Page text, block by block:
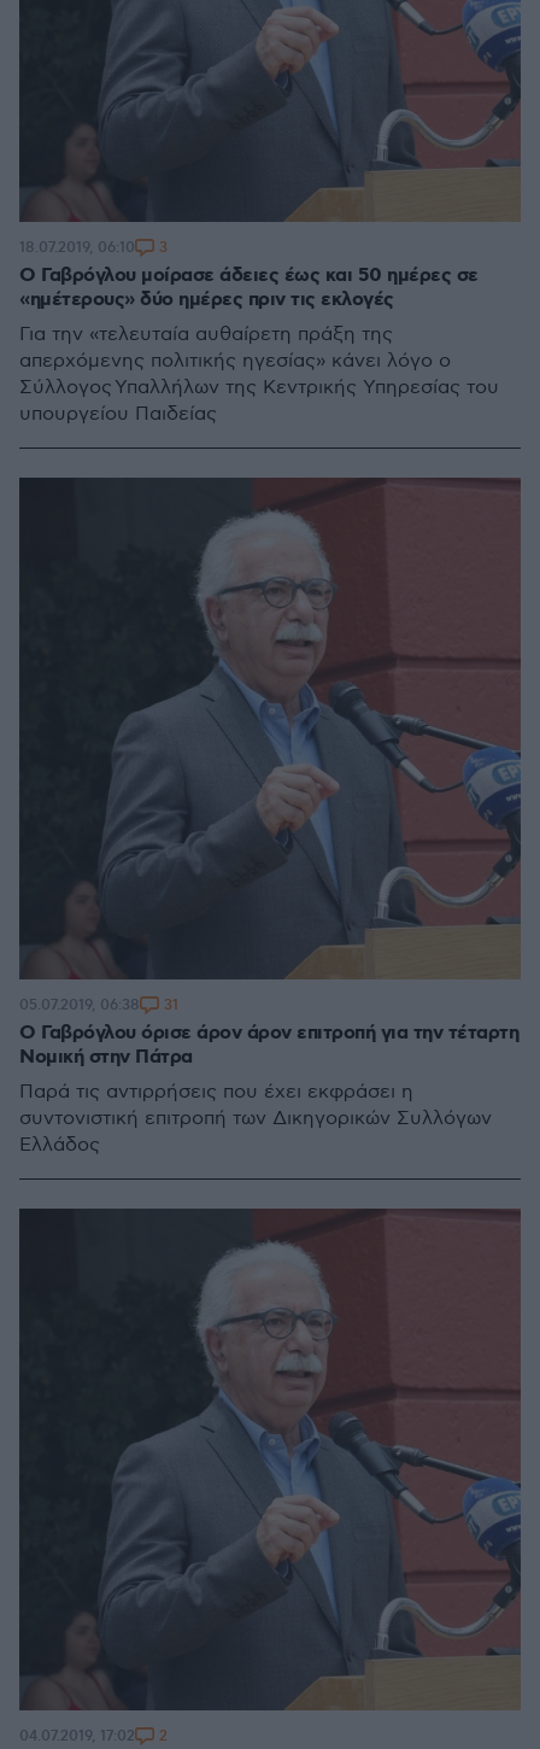
Ο Γαβρόγλου μοίρασε άδειες έως και 50 ημέρες σε
«ημέτερους» δύο ημέρες πριν τις εκλογές
Για την «τελευταία αυθαίρετη πράξη της
απερχόμενης πολιτικής ηγεσίας» κάνει λόγο ο
Σύλλογος Υπαλλήλων της Κεντρικής Υπηρεσίας του
υπουργείου Παιδείας
18.07.2019, 06:10 3
Ο Γαβρόγλου όρισε άρον άρον επιτροπή για την τέταρτη
Νομική στην Πάτρα
Παρά τις αντιρρήσεις που έχει εκφράσει η
συντονιστική επιτροπή των Δικηγορικών Συλλόγων
Ελλάδος
05.07.2019, 06:38 31
04.07.2019, 17:02 2